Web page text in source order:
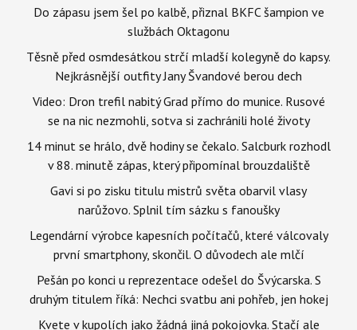
Do zápasu jsem šel po kalbě, přiznal BKFC šampion ve
službách Oktagonu
Těsně před osmdesátkou strčí mladší kolegyně do kapsy.
Nejkrásnější outfity Jany Švandové berou dech
Video: Dron trefil nabitý Grad přímo do munice. Rusové
se na nic nezmohli, sotva si zachránili holé životy
14 minut se hrálo, dvě hodiny se čekalo. Salcburk rozhodl
v 88. minutě zápas, který připomínal brouzdaliště
Gavi si po zisku titulu mistrů světa obarvil vlasy
narůžovo. Splnil tím sázku s fanoušky
Legendární výrobce kapesních počítačů, které válcovaly
první smartphony, skončil. O důvodech ale mlčí
Pešán po konci u reprezentace odešel do Švýcarska. S
druhým titulem říká: Nechci svatbu ani pohřeb, jen hokej
Kvete v kupolích jako žádná jiná pokojovka. Stačí ale